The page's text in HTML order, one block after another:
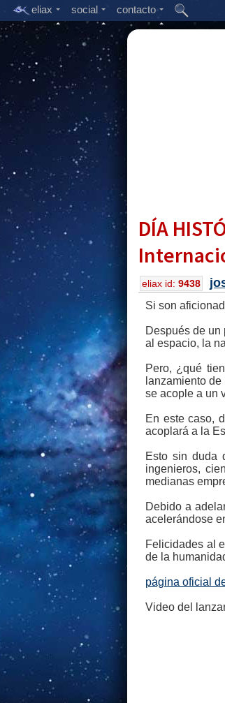
eliax social contacto
DÍA
eliax id: 9438
Si son
Después de
al espacio, la
Pero, ¿qué
lanzamiento
se acople a un
En este caso,
acoplará a la
Esto sin duda
ingenieros,
medianas
Debido a
acelerándose
Felicidades al
de la
página oficial
Video del